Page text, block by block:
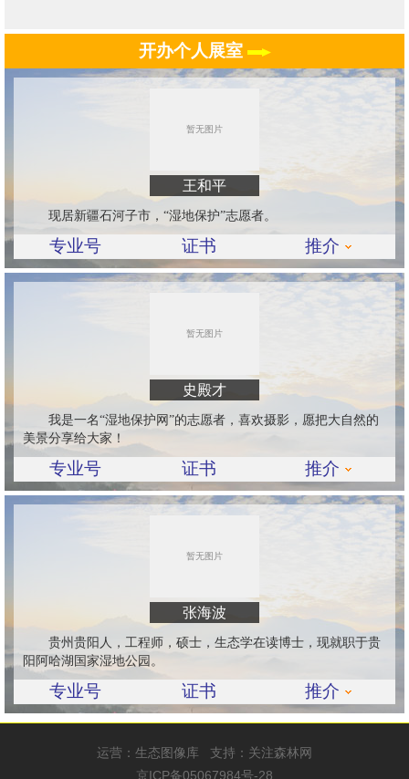
开办个人展室
王和平
现居新疆石河子市，“湿地保护”志愿者。
专业号 证书 推介
史殿才
我是一名“湿地保护网”的志愿者，喜欢摄影，愿把大自然的
美景分享给大家！
专业号 证书 推介
张海波
贵州贵阳人，工程师，硕士，生态学在读博士，现就职于贵
阳阿哈湖国家湿地公园。
专业号 证书 推介
运营： 生态图像库 支持： 关注森林网
京ICP备05067984号-28